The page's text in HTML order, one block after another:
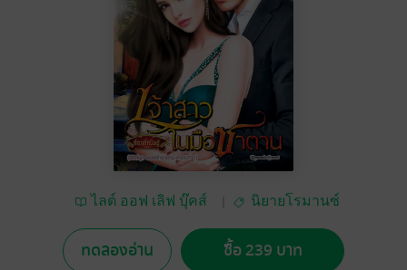
ไลต์ ออฟ เลิฟ บุ๊คส์
นิยายโรมานซ์
ทดลองอ่าน ซื้อ 239 บาท